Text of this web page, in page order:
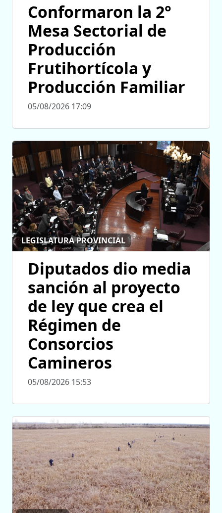
Conformaron la 2°
Mesa Sectorial de
Producción
Frutihortícola y
Producción Familiar
05/08/2026 17:09
LEGISLATURA PROVINCIAL
Diputados dio media
sanción al proyecto
de ley que crea el
Régimen de
Consorcios
Camineros
05/08/2026 15:53